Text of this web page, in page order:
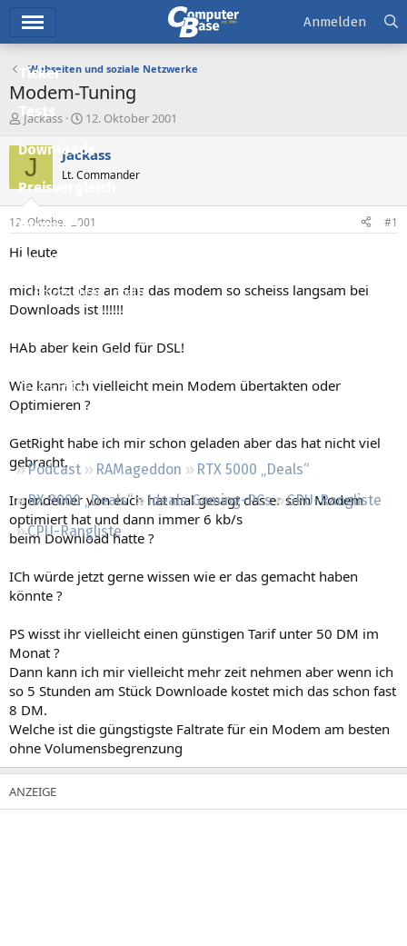
Ticker
Tests
Downloads
Preisvergleich
Forum
Aktuelles
Empfohlene Inhalte
Neueste Aktivitäten
Leserartikel
Podcast RAMageddon
RTX 5000 „Deals“
RX 9000 „Deals“
Ideale Gaming-PCs
GPU-Rangliste
CPU-Rangliste
Anmelden
Webseiten und soziale Netzwerke
Modem-Tuning
E
s
e
e
Jackass
E
s
e
l
t
12. Oktober 2001
J Jackass
Lt. Commander
12. Oktober 2001 #1
Hi leute
mich kotzt das an das das modem so scheiss langsam bei
Downloads ist !!!!!!
HAb aber kein Geld für DSL!
Wie kann ich vielleicht mein Modem übertakten oder
Optimieren ?
GetRight habe ich mir schon geladen aber das hat nicht viel
gebracht.
Irgendeiner von euch hat mal gesagt das er sein Modem
optimiert hat und dann immer 6 kb/s
beim Download hatte ?
ICh würde jetzt gerne wissen wie er das gemacht haben
könnte ?
PS wisst ihr vielleicht einen günstigen Tarif unter 50 DM im
Monat ?
Dann kann ich mir vielleicht mehr zeit nehmen aber wenn ich
so 5 Stunden am Stück Downloade kostet mich das schon fast
8 DM.
Welche ist die güngstigste Faltrate für ein Modem am besten
ohne Volumensbegrenzung